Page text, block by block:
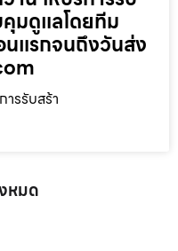
มดูแลโดยทีม
แรกจนถึงวันส่ง
รรับสร้า
หมด